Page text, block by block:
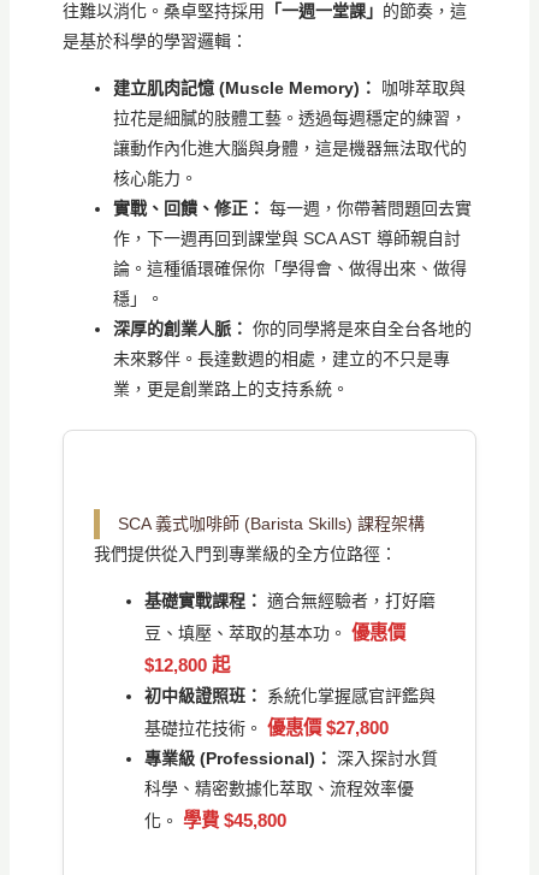
往難以消化。桑卓堅持採用 「一週一堂課」 的節奏，這
是基於科學的學習邏輯：
建立肌肉記憶 (Muscle Memory)：
咖啡萃取與
拉花是細膩的肢體工藝。透過每週穩定的練習，
讓動作內化進大腦與身體，這是機器無法取代的
核心能力。
實戰、回饋、修正： 每一週，你帶著問題回去實
作，下一週再回到課堂與 SCA AST 導師親自討
論。這種循環確保你「學得會、做得出來、做得
穩」。
深厚的創業人脈： 你的同學將是來自全台各地的
未來夥伴。長達數週的相處，建立的不只是專
業，更是創業路上的支持系統。
SCA 義式咖啡師 (Barista Skills) 課程架構
我們提供從入門到專業級的全方位路徑：
基礎實戰課程： 適合無經驗者，打好磨
豆、填壓、萃取的基本功。 優惠價
$12,800 起
初中級證照班：
系統化掌握感官評鑑與
基礎拉花技術。 優惠價 $27,800
專業級 (Professional)： 深入探討水質
科學、精密數據化萃取、流程效率優
化。 學費 $45,800